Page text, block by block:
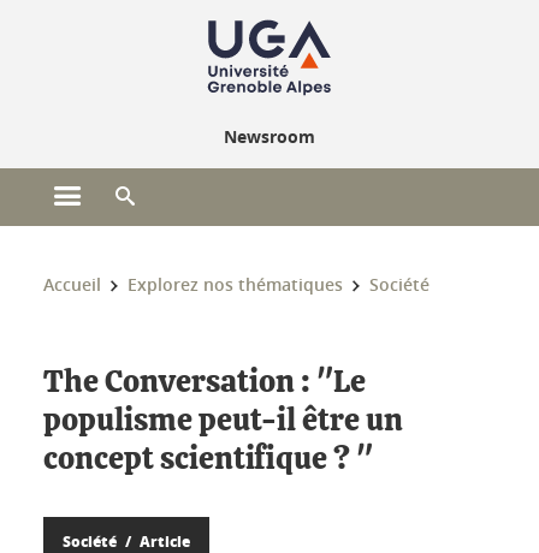
Newsroom
Ouvrir le menu principal
Vous êtes ici :
Accueil Explorez nos thématiques Société
The Conversation : "Le
populisme peut-il être un
concept scientifique ? "
Société Article